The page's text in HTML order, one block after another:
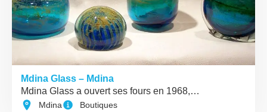
Mdina Glass – Mdina
Mdina Glass a ouvert ses fours en 1968,…
Mdina Boutiques